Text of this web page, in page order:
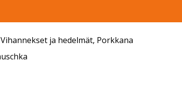
Vihannekset ja hedelmät, Porkkana